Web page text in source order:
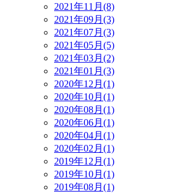
2021年11月(8)
2021年09月(3)
2021年07月(3)
2021年05月(5)
2021年03月(2)
2021年01月(3)
2020年12月(1)
2020年10月(1)
2020年08月(1)
2020年06月(1)
2020年04月(1)
2020年02月(1)
2019年12月(1)
2019年10月(1)
2019年08月(1)